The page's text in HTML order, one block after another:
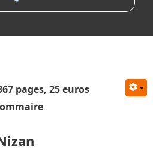
pages, 25 euros